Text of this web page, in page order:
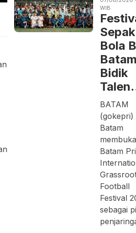
WIB
Sepak
Bola
Batam
Bidik
BATAM
(gokepri)
Batam
membuka
Batam
Football
Festival
sebagai